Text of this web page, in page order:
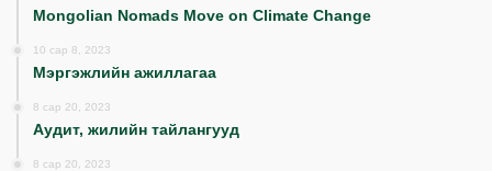
Mongolian Nomads Move on Climate Change
10 сар 8, 2023
Мэргэжлийн ажиллагаа
8 сар 20, 2023
Аудит, жилийн тайлангууд
8 сар 20, 2023